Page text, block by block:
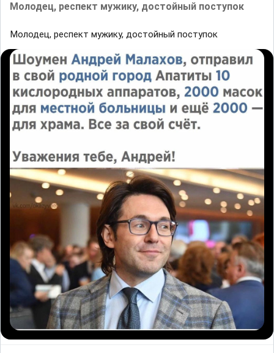
Молодец, респект мужику, достойный поступок
Молодец, респект мужику, достойный поступок